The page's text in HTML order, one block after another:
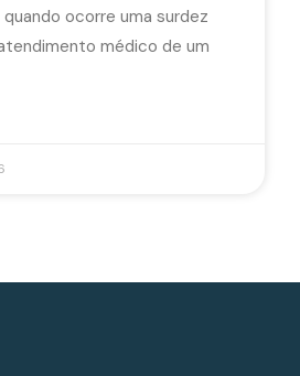
ocorre uma surdez
médico de um